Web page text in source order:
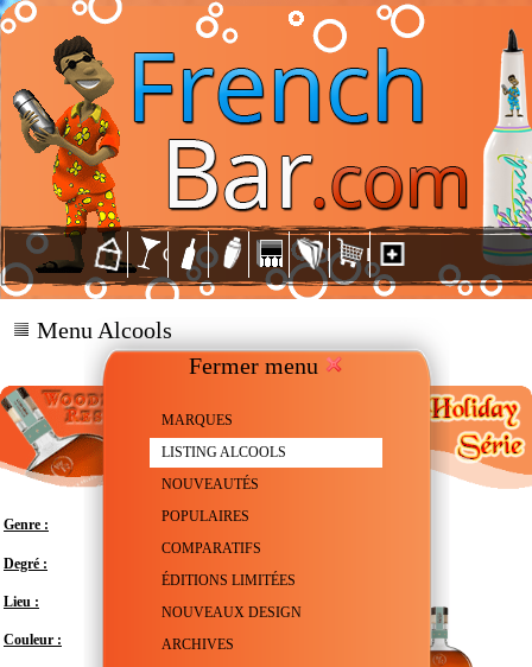
Fermer menu
MARQUES
LISTING ALCOOLS
NOUVEAUTÉS
POPULAIRES
COMPARATIFS
ÉDITIONS LIMITÉES
NOUVEAUX DESIGN
ARCHIVES
Menu Alcools
Genre : Whiskey - Bourbon
Degré :
Lieu :
Couleur :